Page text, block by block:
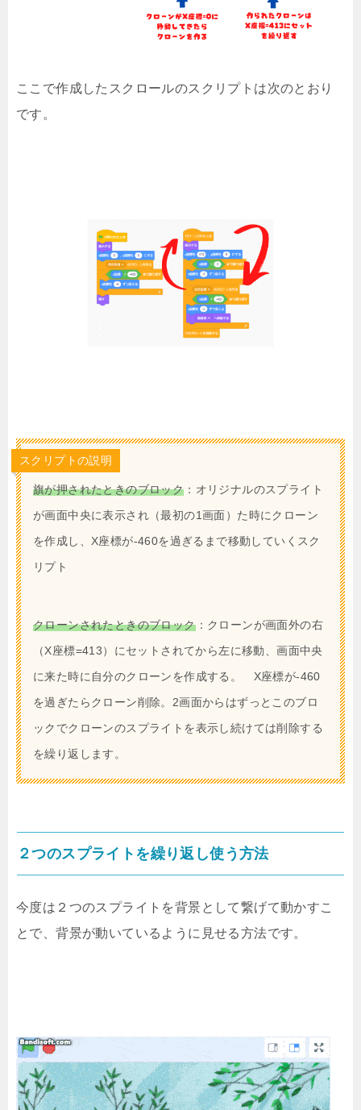
ここで作成したスクロールのスクリプトは次のとおり
です。
スクリプトの説明
旗が押されたときのブロック ：オリジナルのスプライト
が画面中央に表示され（最初の1画面）た時にクローン
を作成し、X座標が-460を過ぎるまで移動していくスク
リプト
クローンされたときのブロック：クローンが画面外の右
（X座標=413）にセットされてから左に移動、画面中央
に来た時に自分のクローンを作成する。 X座標が-460
を過ぎたらクローン削除。2画面からはずっとこのブロ
ックでクローンのスプライトを表示し続けては削除する
を繰り返します。
２つのスプライトを繰り返し使う方法
今度は２つのスプライトを背景として繋げて動かすこ
とで、背景が動いているように見せる方法です。